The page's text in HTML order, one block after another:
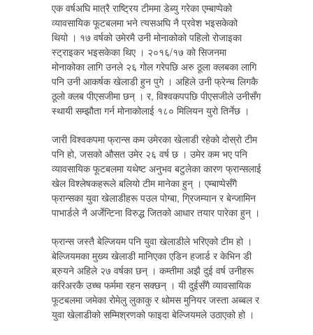
एक वर्षअघि मात्रै राष्ट्रिय टीममा डेब्यु गरेका एम्बाप्पेको
व्यावसायिक फूटबलमा भने त्यसअघि नै प्रवेश भइसकेको
थियो । १७ वर्षको उमेरमै उनी मोनाकोको पहिलो रोजाइका
स्ट्राइकर भइसकेका थिए । २०१६/१७ को सिजनमा
मोनाकोका लागि उनले २६ गोल गरेपछि अरु ठूला क्लबका लागि
पनि उनी आकर्षक खेलाडी हुन पुगे । अहिले उनी फ्रेन्च लिगकै
ठूलो क्लब पीएसजीमा छन् । र, विश्वकपपछि पीएसजीले उनीसँग
स्थायी सम्झौता गर्न मोनाकोलाई १८० मिलियन युरो तिर्नेछ ।
जारी विश्वकपमा फ्रान्स कम उमेरका खेलाडी रहेको दोस्रो टीम
पनि हो, जसको औसत उमेर २६ वर्ष छ । उमेर कम भए पनि
व्यावसायिक फूटबलमा यथेष्ट अनुभव बटुलेका कारण फ्रान्सलाई
खेल विश्लेषकहरूले बलियो टीम मानेका हुन् । एम्बाप्पेसँगै
फ्रान्सका युवा खेलाडीहरू पउल पोग्बा, ग्रिजम्यान र बेन्जामिन
पाभार्डले नै अर्जेन्टिना विरुद्ध जितको आधार तयार पारेका हुन् ।
फ्रान्स जस्तै बेल्जियम पनि युवा खेलाडीले भरिएको टीम हो ।
बेल्जियमका मुख्य खेलाडी मानिएका एडिन हजार्ड र केभिन डी
ब्रुयने अहिले २७ वर्षका छन् । कम्तीमा अझै दुई वर्ष उनीहरू
करिअरकै उच्च फर्ममा रहन सक्छन् । यी दुईसँगै व्यावसायिक
फूटबलमा जमेका रोमेलु लुकाकु र थोमस मुनियर जस्ता अब्बल र
युवा खेलाडीको सम्मिश्रणको फाइदा बेल्जियमले उठाएको हो ।